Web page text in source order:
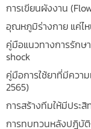
การเขียนผังงาน
อุณหภูมิร่างกาย แค่ไห
คู่มือแนวทางการรักษ
shock
คู่มือการใช้ยาที่มีควา
2565)
การสร้างทีมให้มีประ
การทบทวนหลังปฎิบัติ